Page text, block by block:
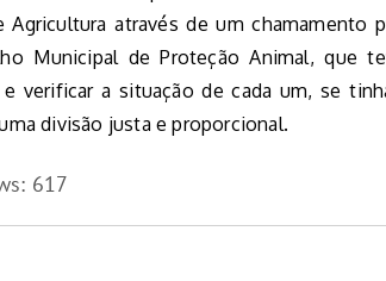
Agricultura através de um chamamento
Municipal de Proteção Animal, que
e verificar a situação de cada um, se
divisão justa e proporcional.
617